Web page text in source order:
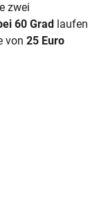
zwei
60 Grad
laufen
von 25 Euro